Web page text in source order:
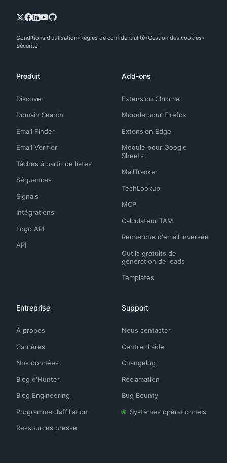
Conditions d'utilisation Règles de confidentialité Gestion des cookies
Sécurité
Produit
Discover
Domain Search
Email Finder
Email Verifier
Tâches à partir de listes
Séquences
Signals
Intégrations
Logo API
API
Add-ons
Extension Chrome
Module pour Firefox
Extension Edge
Module pour Google
Sheets
MailTracker
TechLookup
MCP
Calculateur TAM
Recherche d'email inversée
Outils gratuits de
génération de leads
Templates
Entreprise
À propos
Carrières
Nos données
Blog d'Hunter
Blog Engineering
Programme d’affiliation
Ressources presse
Support
Nous contacter
Centre d'aide
Changelog
Réclamation
Bug Bounty
Systèmes opérationnels